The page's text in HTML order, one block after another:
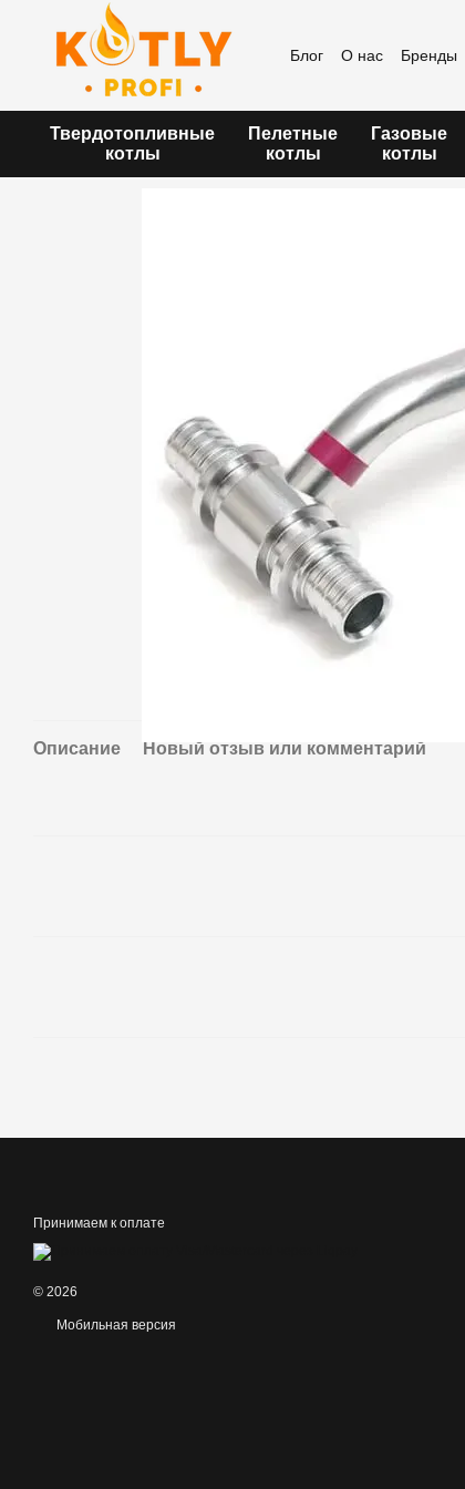
Перейти к основному контенту
Блог О нас Бренды
Твердотопливные
котлы
Пелетные
котлы
Газовые
котлы
Описание Новый отзыв или комментарий
Принимаем к оплате
© 2026
Мобильная версия